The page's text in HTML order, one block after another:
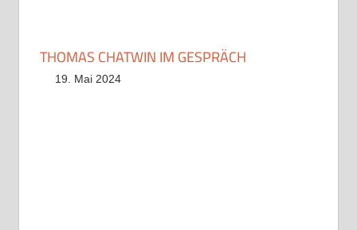
THOMAS CHATWIN IM GESPRÄCH
19. Mai 2024